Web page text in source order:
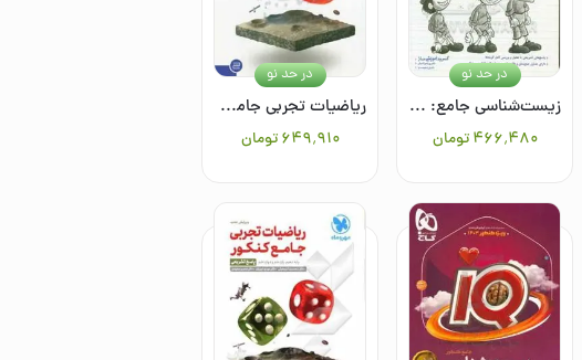
زیست‌شناسی جامع: درسنامه و پاسخ دهم، یازدهم و دوازدهم جلد دوم
۴۶۶٬۴۸۰ تومان
در حد نو
ریاضیات تجربی جامع کنکور (درسنامه + بانک سوال)
۶۴۹٬۹۱۰ تومان
در حد نو